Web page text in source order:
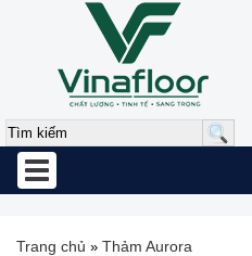
Toggle
navigation
Trang chủ » Thảm Aurora